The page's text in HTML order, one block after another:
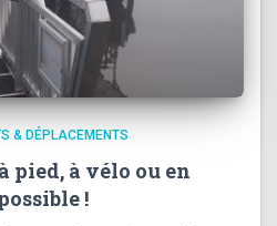
& DÉPLACEMENTS
pied, à vélo ou en
!